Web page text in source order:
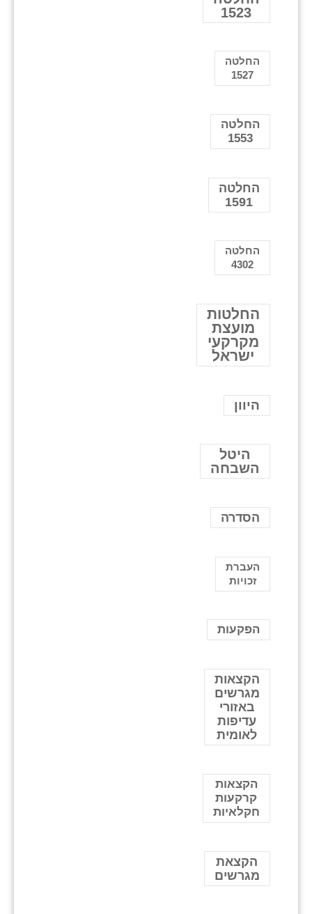
1523
החלטה
1527
החלטה
1553
החלטה
1591
החלטה
4302
החלטות
מועצת
מקרקעי
ישראל
היוון
היטל
השבחה
הסדרה
העברת
זכויות
הפקעות
הקצאות
מגרשים
באזורי
עדיפות
לאומית
הקצאות
קרקעות
חקלאיות
הקצאת
מגרשים